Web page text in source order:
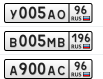
y005ao 96
RUS
b005mb 196
RUS
a900ac 96
RUS